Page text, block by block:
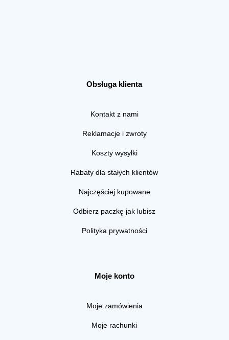
Obsługa klienta
Kontakt z nami
Reklamacje i zwroty
Koszty wysyłki
Rabaty dla stałych klientów
Najczęściej kupowane
Odbierz paczkę jak lubisz
Polityka prywatności
Moje konto
Moje zamówienia
Moje rachunki